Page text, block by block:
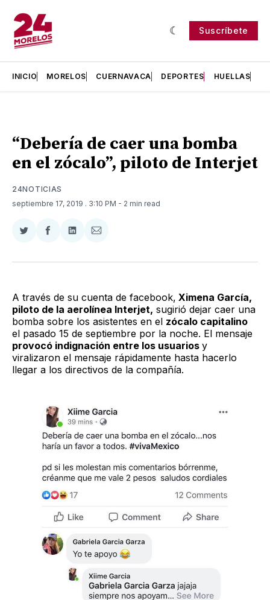
Suscríbete
INICIO MORELOS CUERNAVACA DEPORTES HUELLAS
“Debería de caer una bomba
en el zócalo”, piloto de Interjet
24NOTICIAS
septiembre 17, 2019 . 3:10 PM - 2 min read
Compartir
Twitter
Compartir
Facebook
Compartir
LinkedIn
Compartir
Email
A través de su cuenta de facebook, Ximena García,
piloto de la aerolínea Interjet, sugirió dejar caer una
bomba sobre los asistentes en el zócalo capitalino
el pasado 15 de septiembre por la noche. El mensaje
provocó indignación entre los usuarios y
viralizaron el mensaje rápidamente hasta hacerlo
llegar a los directivos de la compañía.